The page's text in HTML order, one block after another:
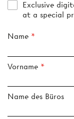
Exclusive
at a special
Name
Vorname
Name des Büros